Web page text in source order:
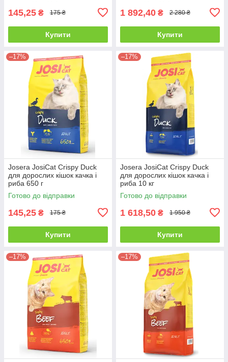
145,25 ₴ 175 ₴
Купити
1 892,40 ₴ 2 280 ₴
Купити
–17%
Josera JosiCat Crispy Duck
для дорослих кішок качка і
риба 650 г
Готово до відправки
145,25 ₴ 175 ₴
Купити
–17%
Josera JosiCat Crispy Duck
для дорослих кішок качка і
риба 10 кг
Готово до відправки
1 618,50 ₴ 1 950 ₴
Купити
–17% –17%